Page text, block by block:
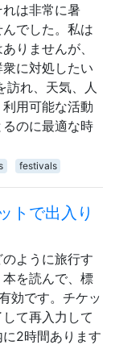
は非常に暑
でした。私は
りませんが、
に対処したい
訪れ、天気、人
用可能な活動
るのに最適な時
festivals
トで出入り
ように旅行す
を読んで、標
効です。チケッ
て再入力して
2時間あります